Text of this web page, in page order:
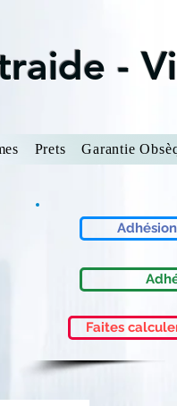
-
Prets Garantie
Faites